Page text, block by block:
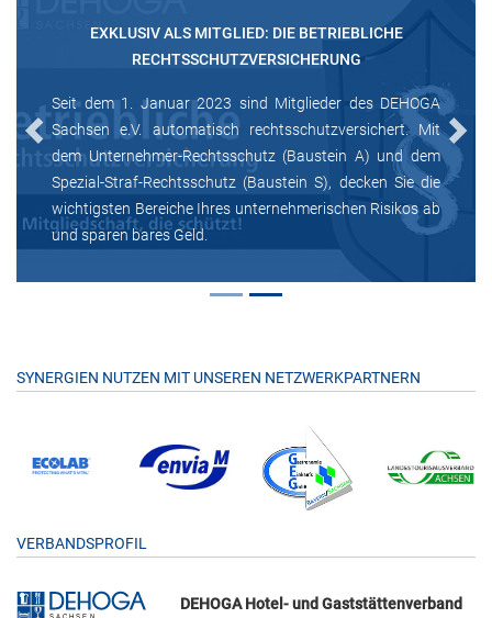
EXKLUSIV ALS MITGLIED: DIE BETRIEBLICHE
RECHTSSCHUTZVERSICHERUNG
Seit dem 1. Januar 2023 sind Mitglieder des DEHOGA
Sachsen e.V. automatisch rechtsschutzversichert. Mit
dem Unternehmer-Rechtsschutz (Baustein A) und dem
Spezial-Straf-Rechtsschutz (Baustein S), decken Sie die
wichtigsten Bereiche Ihres unternehmerischen Risikos ab
und sparen bares Geld.
Previous Next
SYNERGIEN NUTZEN MIT UNSEREN NETZWERKPARTNERN
VERBANDSPROFIL
DEHOGA Hotel- und Gaststättenverband